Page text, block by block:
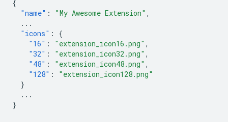
{
"name" : "My Awesome Extension" ,
...
"icons" :
{
"16" : "extension_icon16.png" ,
"32" : "extension_icon32.png" ,
"48" : "extension_icon48.png" ,
"128" :
"extension_icon128.png"
}
...
}